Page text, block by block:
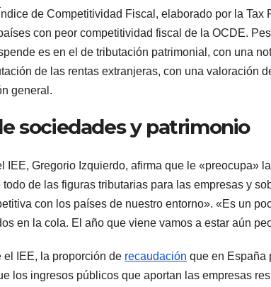
de Competitividad Fiscal, elaborado por la
con peor competitividad fiscal de la OCDE.
es en el de tributación patrimonial, con una
de las rentas extranjeras, con una valoración
general.
sociedades y patrimonio
IEE, Gregorio Izquierdo, afirma que le «preocupa»
de las figuras tributarias para las empresas y
con los países de nuestro entorno». «Es un
en la cola. El año que viene vamos a estar aún
IEE, la proporción de recaudación que en España
los ingresos públicos que aportan las empresas